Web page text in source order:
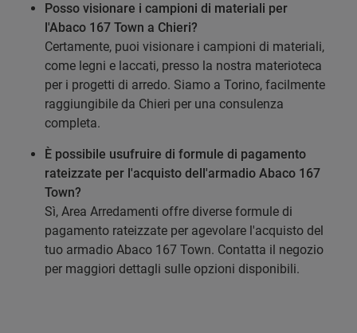
Posso visionare i campioni di materiali per
l'Abaco 167 Town a Chieri?
Certamente, puoi visionare i campioni di materiali,
come legni e laccati, presso la nostra materioteca
per i progetti di arredo. Siamo a Torino, facilmente
raggiungibile da Chieri per una consulenza
completa.
È possibile usufruire di formule di pagamento
rateizzate per l'acquisto dell'armadio Abaco 167
Town?
Sì, Area Arredamenti offre diverse formule di
pagamento rateizzate per agevolare l'acquisto del
tuo armadio Abaco 167 Town. Contatta il negozio
per maggiori dettagli sulle opzioni disponibili.